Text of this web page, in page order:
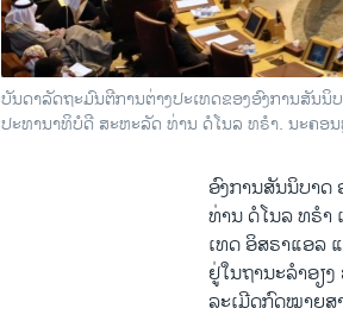
ບັນດາລັດຖະມົນຕີການຕ່າງປະເທດຂອງອົງການສັນນິ
ປະທານາທິບໍດີ ສະຫະລັດ ທ່ານ ດໍໂນລ ທຣຳ. ນະຄອ
ອົງການສັນນິບາດ
ທ່ານ ດໍໂນລ ທຣຳ
ເທດ ອິສຣາແອລ
ຢູ່ໃນຖານະລຳອຽ
ລະເມີດກົດໝາຍສ